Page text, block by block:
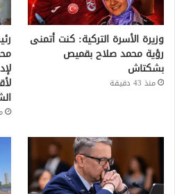
وزيرة الأسرة التركية: كنت أتمنى
رؤية محمد صلاح بقميص
بشكتاش
منذ 43 دقيقة